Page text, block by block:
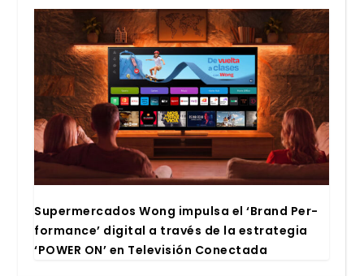
Super­mer­ca­dos Wong impul­sa el ‘Brand Per­
for­man­ce’ digi­tal a tra­vés de la estra­te­gia
‘POWER ON’ en Tele­vi­sión Conec­ta­da